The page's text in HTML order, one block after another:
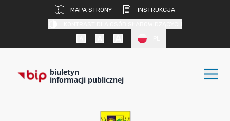
MAPA STRONY
INSTRUKCJA
biuletyn
informacji publicznej